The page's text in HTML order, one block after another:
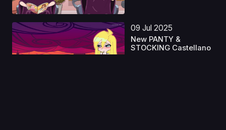
09 Jul 2025
New PANTY &
STOCKING Castellano